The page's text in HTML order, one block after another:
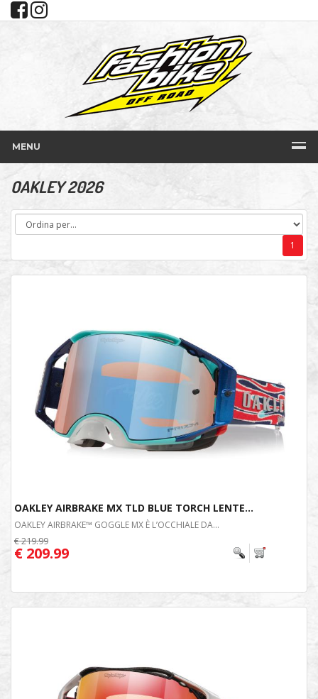
MENU
OAKLEY 2026
1
OAKLEY AIRBRAKE MX TLD BLUE TORCH LENTE...
OAKLEY AIRBRAKE™ GOGGLE MX È L’OCCHIALE DA...
€ 219.99
€ 209.99